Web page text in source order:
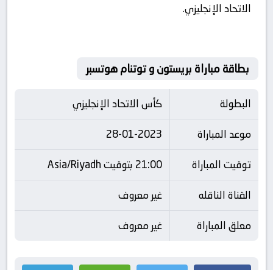
الاتحاد الإنجليزي.
بطاقة مباراة بريستون و توتنام هوتسبر
البطولة
كأس الاتحاد الإنجليزي
موعد المباراة
28-01-2023
توقيت المباراة
21:00 بتوقيت Asia/Riyadh
القناة الناقله
غير معروف
معلق المباراة
غير معروف